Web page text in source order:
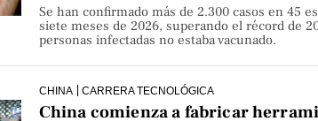
Se han confirmado más de 2.300 casos en 45
siete meses de 2026, superando el récord de
personas infectadas no estaba vacunado.
CHINA CARRERA TECNOLÓGICA
China comienza a fabricar